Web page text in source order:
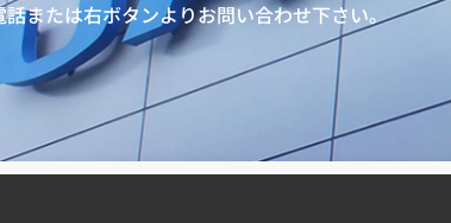
または右ボタンよりお問い合わせ下さい。